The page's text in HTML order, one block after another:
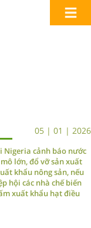
05 | 01 | 2026
Nigeria cảnh báo nước
lớn, đổ vỡ sản xuất
khẩu nông sản, nếu
hội các nhà chế biến
xuất khẩu hạt điều